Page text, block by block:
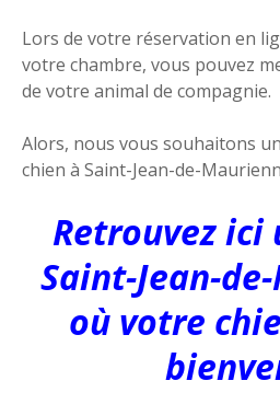
Lors de votre réservation en
votre chambre, vous pouvez
de votre animal de compagnie.
Alors, nous vous souhaitons
chien à Saint-Jean-de-
Retrouvez ici
Saint-Jean-
où votre